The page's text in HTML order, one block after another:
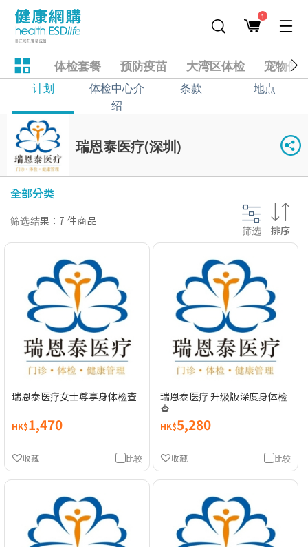
1
体检套餐 预防疫苗 大湾区体检 宠物健
计划
体检中心介
绍
条款 地点
瑞恩泰医疗(深圳)
全部分类
筛选结果：7 件商品
筛选 排序
瑞恩泰医疗女士尊享身体检查
HK$1,470
比较
收藏
瑞恩泰医疗 升级版深度身体检
查
HK$5,280
比较
收藏